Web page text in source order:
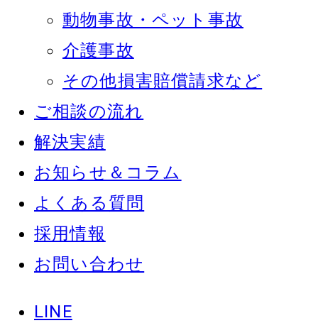
動物事故・ペット事故
介護事故
その他損害賠償請求など
ご相談の流れ
解決実績
お知らせ＆コラム
よくある質問
採用情報
お問い合わせ
LINE